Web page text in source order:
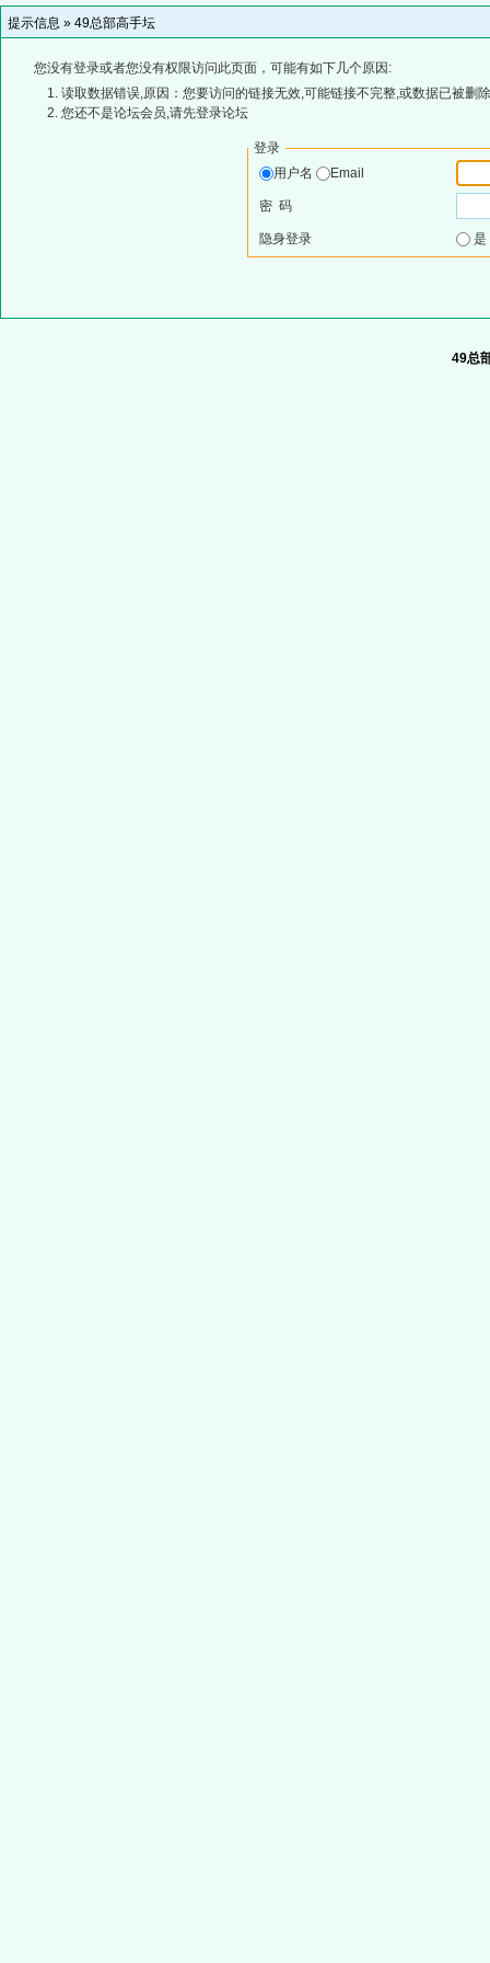
提示信息 » 49总部高手坛
您没有登录或者您没有权限访问此页面，可能有如下几个原因:
读取数据错误,原因：您要访问的链接无效,可能链接不完整,或数据已被删
您还不是论坛会员,请先登录论坛
登录
用户名
Email
密 码
隐身登录
49总